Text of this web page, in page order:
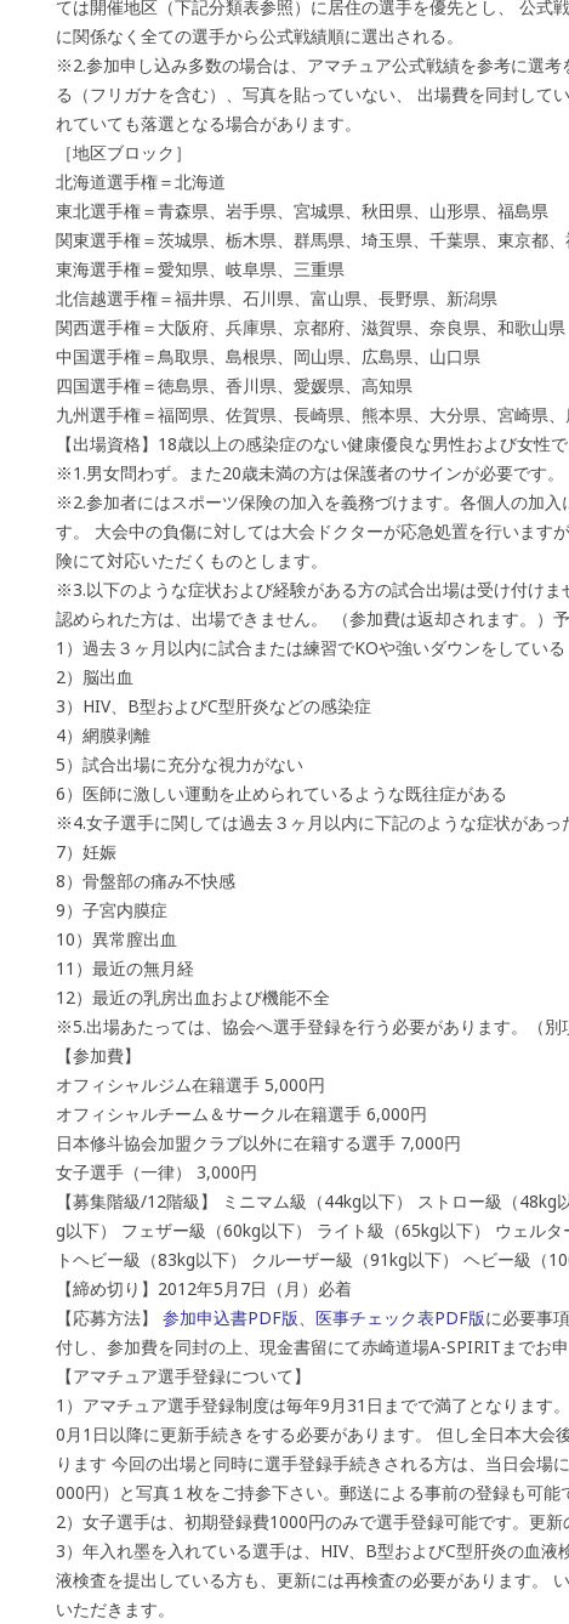
ては開催地区（下記分類表参照）に居住の選手を優先とし、 公式
に関係なく全ての選手から公式戦績順に選出される。
※2.参加申し込み多数の場合は、アマチュア公式戦績を参考に選
る（フリガナを含む）、写真を貼っていない、 出場費を同封して
れていても落選となる場合があります。
［地区ブロック］
北海道選手権＝北海道
東北選手権＝青森県、岩手県、宮城県、秋田県、山形県、福島県
関東選手権＝茨城県、栃木県、群馬県、埼玉県、千葉県、東京都
東海選手権＝愛知県、岐阜県、三重県
北信越選手権＝福井県、石川県、富山県、長野県、新潟県
関西選手権＝大阪府、兵庫県、京都府、滋賀県、奈良県、和歌山県
中国選手権＝鳥取県、島根県、岡山県、広島県、山口県
四国選手権＝徳島県、香川県、愛媛県、高知県
九州選手権＝福岡県、佐賀県、長崎県、熊本県、大分県、宮崎県
【出場資格】18歳以上の感染症のない健康優良な男性および女性
※1.男女問わず。また20歳未満の方は保護者のサインが必要です。
※2.参加者にはスポーツ保険の加入を義務づけます。各個人の加
す。 大会中の負傷に対しては大会ドクターが応急処置を行います
険にて対応いただくものとします。
※3.以下のような症状および経験がある方の試合出場は受け付け
認められた方は、出場できません。 （参加費は返却されます。）予
1）過去３ヶ月以内に試合または練習でKOや強いダウンをしている
2）脳出血
3）HIV、B型およびC型肝炎などの感染症
4）網膜剥離
5）試合出場に充分な視力がない
6）医師に激しい運動を止められているような既往症がある
※4.女子選手に関しては過去３ヶ月以内に下記のような症状があっ
7）妊娠
8）骨盤部の痛み不快感
9）子宮内膜症
10）異常膣出血
11）最近の無月経
12）最近の乳房出血および機能不全
※5.出場あたっては、協会へ選手登録を行う必要があります。（別
【参加費】
オフィシャルジム在籍選手 5,000円
オフィシャルチーム＆サークル在籍選手 6,000円
日本修斗協会加盟クラブ以外に在籍する選手 7,000円
女子選手（一律） 3,000円
【募集階級/12階級】 ミニマム級（44kg以下） ストロー級（
g以下） フェザー級（60kg以下） ライト級（65kg以下） ウェル
トヘビー級（83kg以下） クルーザー級（91kg以下） ヘビー級（
【締め切り】2012年5月7日（月）必着
【応募方法】 参加申込書PDF版、 医事チェック表PDF版に必要事
付し、参加費を同封の上、現金書留にて赤崎道場A-SPIRITまでお申
【アマチュア選手登録について】
1）アマチュア選手登録制度は毎年9月31日までで満了となります
0月1日以降に更新手続きをする必要があります。 但し全日本大会
ります 今回の出場と同時に選手登録手続きされる方は、当日会場
000円）と写真１枚をご持参下さい。郵送による事前の登録も可能
2）女子選手は、初期登録費1000円のみで選手登録可能です。更新
3）年入れ墨を入れている選手は、HIV、B型およびC型肝炎の血
液検査を提出している方も、更新には再検査の必要があります。
いただきます。